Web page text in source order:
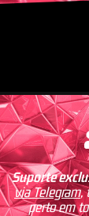
Suporte
via Telegram,
perto em